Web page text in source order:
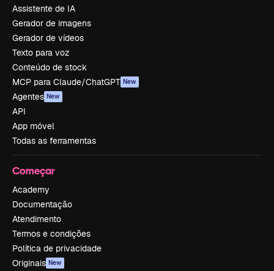
Assistente de IA
Gerador de imagens
Gerador de vídeos
Texto para voz
Conteúdo de stock
MCP para Claude/ChatGPT New
Agentes New
API
App móvel
Todas as ferramentas
Começar
Academy
Documentação
Atendimento
Termos e condições
Política de privacidade
Originais New